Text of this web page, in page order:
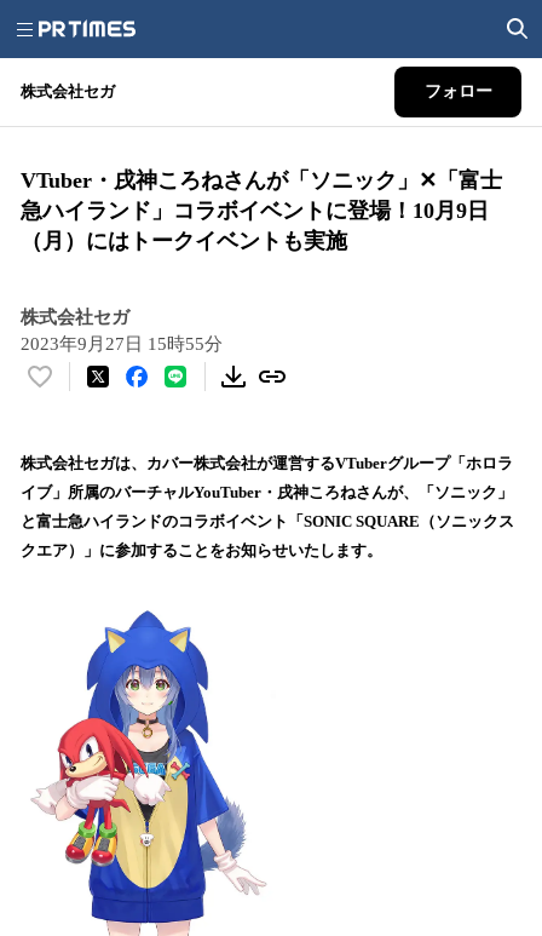
株式会社セガ フォロー
VTuber・戌神ころねさんが「ソニック」✕「富士
急ハイランド」コラボイベントに登場！10月9日
（月）にはトークイベントも実施
株式会社セガ
2023年9月27日 15時55分
い
！
数
を
読
株式会社セガは、カバー株式会社が運営するVTuberグループ「ホロラ
イブ」所属のバーチャルYouTuber・戌神ころねさんが、「ソニック」
と富士急ハイランドのコラボイベント「SONIC SQUARE（ソニックス
クエア）」に参加することをお知らせいたします。